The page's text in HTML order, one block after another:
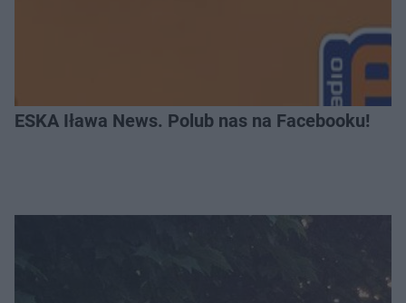
ESKA Iława News. Polub nas na Facebooku!